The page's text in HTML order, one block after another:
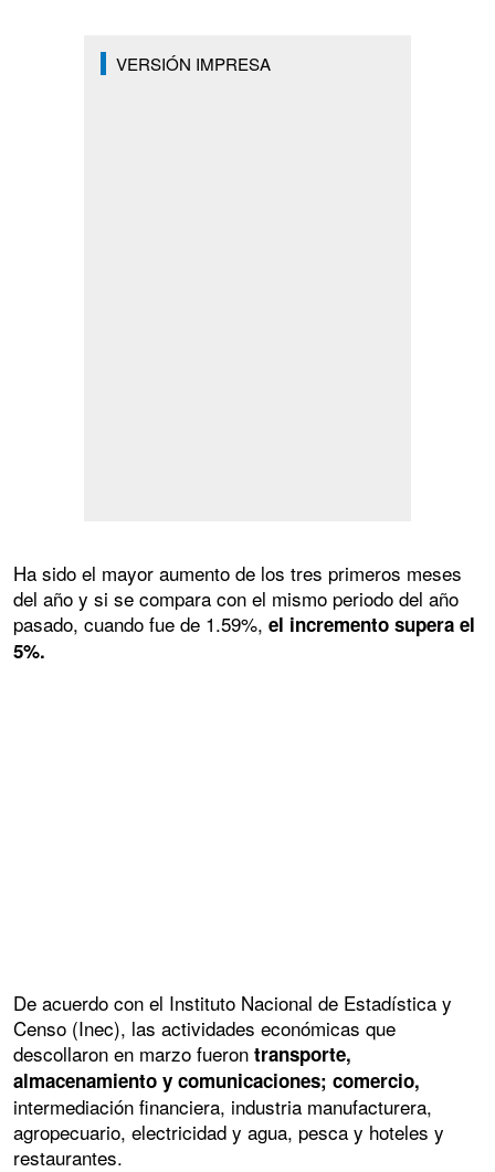
VERSIÓN IMPRESA
Ha sido el mayor aumento de los tres primeros meses
del año y si se compara con el mismo periodo del año
pasado, cuando fue de 1.59%, el incremento supera el
5%.
De acuerdo con el Instituto Nacional de Estadística y
Censo (Inec), las actividades económicas que
descollaron en marzo fueron transporte,
almacenamiento y comunicaciones; comercio,
intermediación financiera, industria manufacturera,
agropecuario, electricidad y agua, pesca y hoteles y
restaurantes.